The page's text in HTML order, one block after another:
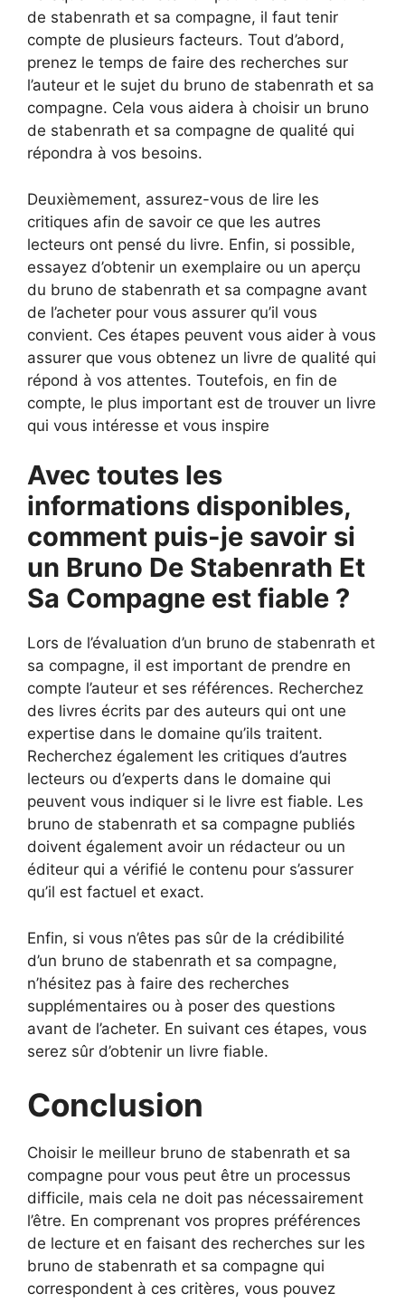
de stabenrath et sa compagne, il faut tenir
compte de plusieurs facteurs. Tout d’abord,
prenez le temps de faire des recherches sur
l’auteur et le sujet du bruno de stabenrath et sa
compagne. Cela vous aidera à choisir un bruno
de stabenrath et sa compagne de qualité qui
répondra à vos besoins.
Deuxièmement, assurez-vous de lire les
critiques afin de savoir ce que les autres
lecteurs ont pensé du livre. Enfin, si possible,
essayez d’obtenir un exemplaire ou un aperçu
du bruno de stabenrath et sa compagne avant
de l’acheter pour vous assurer qu’il vous
convient. Ces étapes peuvent vous aider à vous
assurer que vous obtenez un livre de qualité qui
répond à vos attentes. Toutefois, en fin de
compte, le plus important est de trouver un livre
qui vous intéresse et vous inspire
Avec toutes les
informations disponibles,
comment puis-je savoir si
un Bruno De Stabenrath Et
Sa Compagne est fiable ?
Lors de l’évaluation d’un bruno de stabenrath et
sa compagne, il est important de prendre en
compte l’auteur et ses références. Recherchez
des livres écrits par des auteurs qui ont une
expertise dans le domaine qu’ils traitent.
Recherchez également les critiques d’autres
lecteurs ou d’experts dans le domaine qui
peuvent vous indiquer si le livre est fiable. Les
bruno de stabenrath et sa compagne publiés
doivent également avoir un rédacteur ou un
éditeur qui a vérifié le contenu pour s’assurer
qu’il est factuel et exact.
Enfin, si vous n’êtes pas sûr de la crédibilité
d’un bruno de stabenrath et sa compagne,
n’hésitez pas à faire des recherches
supplémentaires ou à poser des questions
avant de l’acheter. En suivant ces étapes, vous
serez sûr d’obtenir un livre fiable.
Conclusion
Choisir le meilleur bruno de stabenrath et sa
compagne pour vous peut être un processus
difficile, mais cela ne doit pas nécessairement
l’être. En comprenant vos propres préférences
de lecture et en faisant des recherches sur les
bruno de stabenrath et sa compagne qui
correspondent à ces critères, vous pouvez